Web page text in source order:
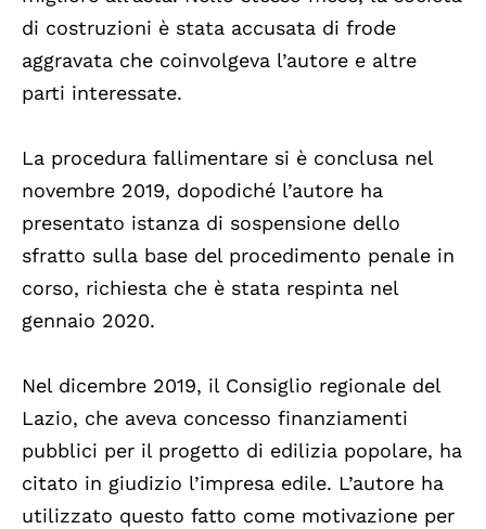
di costruzioni è stata accusata di frode
aggravata che coinvolgeva l’autore e altre
parti interessate.
La procedura fallimentare si è conclusa nel
novembre 2019, dopodiché l’autore ha
presentato istanza di sospensione dello
sfratto sulla base del procedimento penale in
corso, richiesta che è stata respinta nel
gennaio 2020.
Nel dicembre 2019, il Consiglio regionale del
Lazio, che aveva concesso finanziamenti
pubblici per il progetto di edilizia popolare, ha
citato in giudizio l’impresa edile. L’autore ha
utilizzato questo fatto come motivazione per